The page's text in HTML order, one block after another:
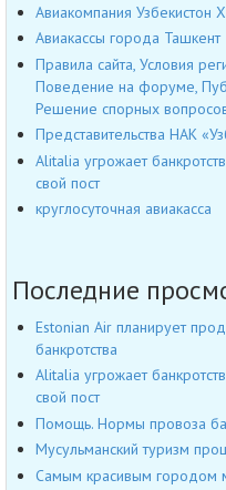
Авиакомпания Узбекистон
Авиакассы города Ташкент
Правила сайта, Условия
Поведение на форуме,
Решение спорных
Представительства НАК
Alitalia угрожает
свой пост
круглосуточная авиакасса
Последние
Estonian Air планирует
банкротства
Alitalia угрожает
свой пост
Помощь. Нормы провоза
Мусульманский туризм
Самым красивым городом